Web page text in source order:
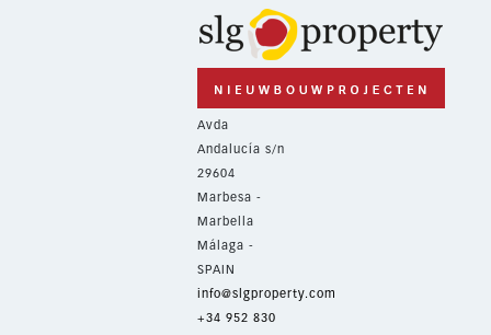
Avda
Andalucía s/n
29604
Marbesa -
Marbella
Málaga -
SPAIN
info@slgproperty.com
+34 952 830